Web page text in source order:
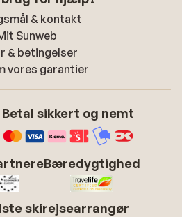
& kontakt
Sunweb
& betingelser
vores garantier
Betal sikkert og nemt
Bæredygtighed
skirejsearrangør